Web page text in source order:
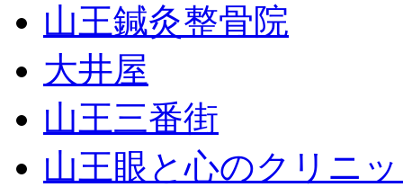
山王鍼灸整骨院
大井屋
山王三番街
山王眼と心のクリニ